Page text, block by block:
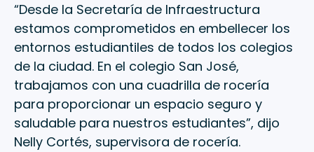
“Desde la Secretaría de Infraestructura
estamos comprometidos en embellecer los
entornos estudiantiles de todos los colegios
de la ciudad. En el colegio San José,
trabajamos con una cuadrilla de rocería
para proporcionar un espacio seguro y
saludable para nuestros estudiantes”, dijo
Nelly Cortés, supervisora de rocería.